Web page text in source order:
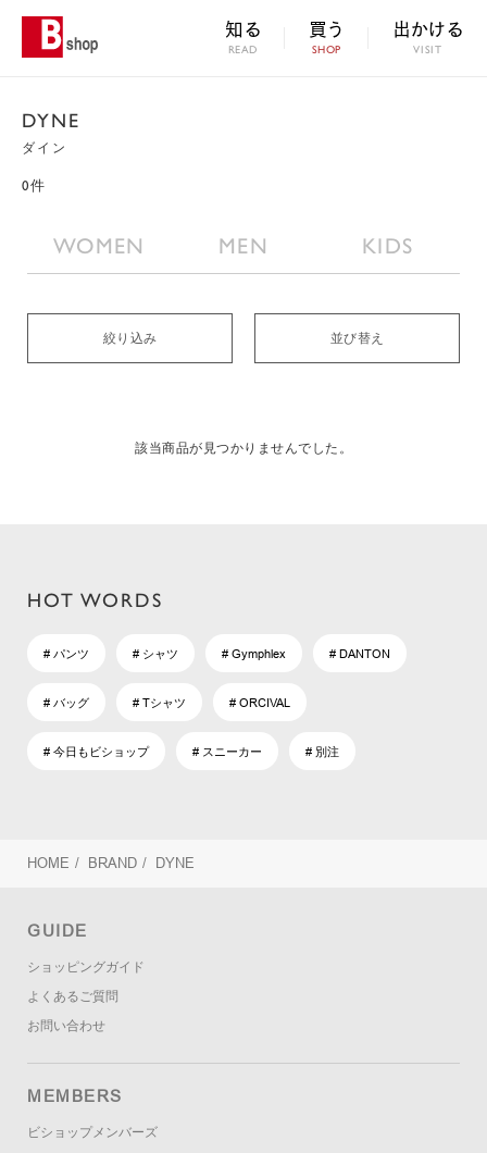
知る
READ
買う
SHOP
出かける
VISIT
DYNE
ダイン
0件
WOMEN MEN KIDS
絞り込み 並び替え
該当商品が見つかりませんでした。
HOT WORDS
# パンツ # シャツ # Gymphlex # DANTON
# バッグ # Tシャツ # ORCIVAL
# 今日もビショップ # スニーカー # 別注
HOME / BRAND / DYNE
GUIDE
ショッピングガイド
よくあるご質問
お問い合わせ
MEMBERS
ビショップメンバーズ